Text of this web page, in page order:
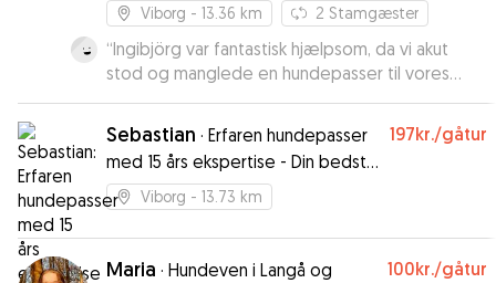
Viborg - 13.36 km 2 Stamgæster
“Ingibjörg var fantastisk hjælpsom, da vi akut
stod og manglede en hundepasser til vores
gravhund Frida. Frida havde en fantastisk ferie
ved Ingibjörg og hendes hund Benji, med lange
gåture, hygge og leg. Vi fik løbende
opdateringer og billeder tilsendt, hvilket betød
vi kunne nyde vores ferie uden bekymringer. Vi
og vil også benytte af os hendes pasning
fremadrettet 🥰”
Sebastian · Erfaren hundepasser
med 15 års ekspertise - Din bedste
ven i gode og gåture
197kr./gåtur
Viborg - 13.73 km
Maria · Hundeven i Langå og
100kr./gåtur